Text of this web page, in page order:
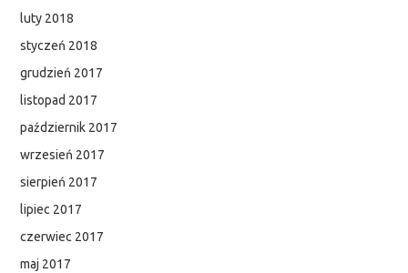
luty 2018
styczeń 2018
grudzień 2017
listopad 2017
październik 2017
wrzesień 2017
sierpień 2017
lipiec 2017
czerwiec 2017
maj 2017